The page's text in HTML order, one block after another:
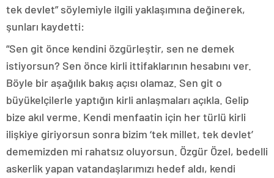
tek devlet” söylemiyle ilgili yaklaşımına değinerek,
şunları kaydetti:
“Sen git önce kendini özgürleştir, sen ne demek
istiyorsun? Sen önce kirli ittifaklarının hesabını ver.
Böyle bir aşağılık bakış açısı olamaz. Sen git o
büyükelçilerle yaptığın kirli anlaşmaları açıkla. Gelip
bize akıl verme. Kendi menfaatin için her türlü kirli
ilişkiye giriyorsun sonra bizim ‘tek millet, tek devlet’
dememizden mi rahatsız oluyorsun. Özgür Özel, bedelli
askerlik yapan vatandaşlarımızı hedef aldı, kendi